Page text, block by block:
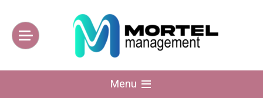
content
Menu